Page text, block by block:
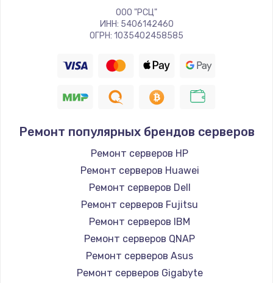
Настройка Wi-Fi
1260 руб.
Заказать
Замена шим-контроллера
Заказать
1200 руб.
Заказать
Установка драйверов
950 руб.
Заказать
ООО "РСЦ"
ИНН: 5406142460
ОГРН: 1035402458585
Ремонт популярных брендов серверов
Ремонт серверов HP
Ремонт серверов Huawei
Ремонт серверов Dell
Ремонт серверов Fujitsu
Ремонт серверов IBM
Ремонт серверов QNAP
Ремонт серверов Asus
Ремонт серверов Gigabyte